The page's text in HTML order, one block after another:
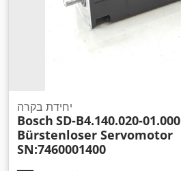
יחידת בקרה
Bosch SD-B4.140.020-01.000
Bürstenloser Servomotor
SN:7460001400